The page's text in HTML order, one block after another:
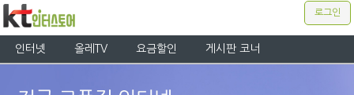
로그인
인터넷 올레TV 요금할인 게시판 코너